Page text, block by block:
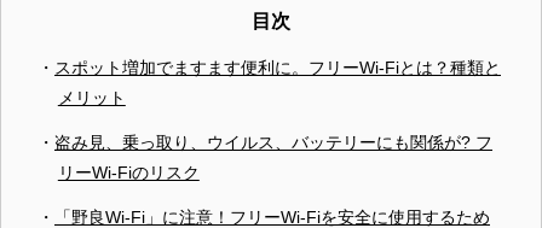
目次
スポット増加でますます便利に。フリーWi-Fiとは？種類と
メリット
盗み見、乗っ取り、ウイルス、バッテリーにも関係が? フ
リーWi-Fiのリスク
「野良Wi-Fi」に注意！フリーWi-Fiを安全に使用するため